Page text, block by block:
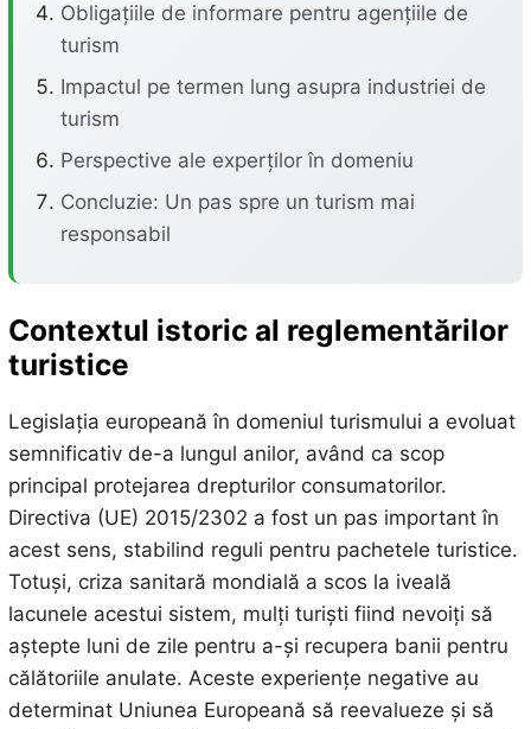
Obligațiile de informare pentru agențiile de
turism
Impactul pe termen lung asupra industriei de
turism
Perspective ale experților în domeniu
Concluzie: Un pas spre un turism mai
responsabil
Contextul istoric al reglementărilor
turistice
Legislația europeană în domeniul turismului a evoluat
semnificativ de-a lungul anilor, având ca scop
principal protejarea drepturilor consumatorilor.
Directiva (UE) 2015/2302 a fost un pas important în
acest sens, stabilind reguli pentru pachetele turistice.
Totuși, criza sanitară mondială a scos la iveală
lacunele acestui sistem, mulți turiști fiind nevoiți să
aștepte luni de zile pentru a-și recupera banii pentru
călătoriile anulate. Aceste experiențe negative au
determinat Uniunea Europeană să reevalueze și să